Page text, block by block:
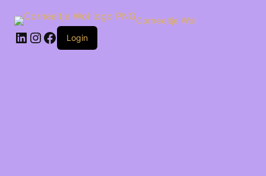
naar
inhoud
Corneeltje Wol
LinkedIn
Instagram
Facebook
Login